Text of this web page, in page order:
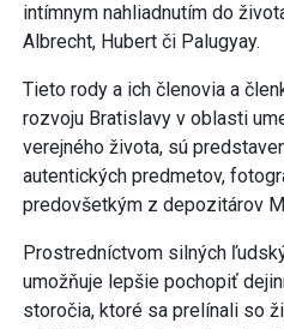
intímnym nahliadnutím do
Albrecht, Hubert či Palugyay.
Tieto rody a ich členovia a
rozvoju Bratislavy v oblasti
verejného života, sú
autentických predmetov,
predovšetkým z depozitárov
Prostredníctvom silných
umožňuje lepšie pochopiť
storočia, ktoré sa prelínali so